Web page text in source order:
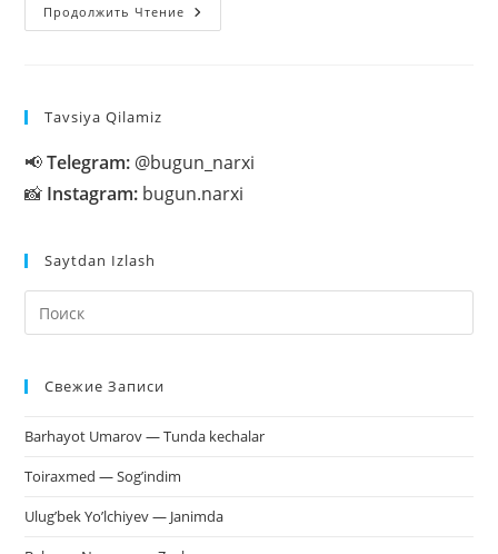
Продолжить Чтение 1–
DEKABR
Tavsiya Qilamiz
📢Telegram: @bugun_narxi
📸 Instagram: bugun.narxi
Saytdan Izlash
Свежие Записи
Barhayot Umarov — Tunda kechalar
Toiraxmed — Sog’indim
Ulug’bek Yo’lchiyev — Janimda